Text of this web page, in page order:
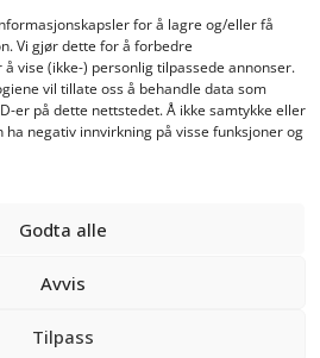
for å lagre og/eller få
Vi gjør dette for å forbedre
vise (ikke-) personlig tilpassede annonser.
vil tillate oss å behandle data som
er på dette nettstedet. Å ikke samtykke eller
negativ innvirkning på visse funksjoner og
Godta alle
Avvis
Tilpass